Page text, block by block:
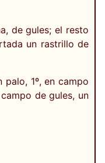
de gules; el resto
un rastrillo de
1º, en campo
de gules, un